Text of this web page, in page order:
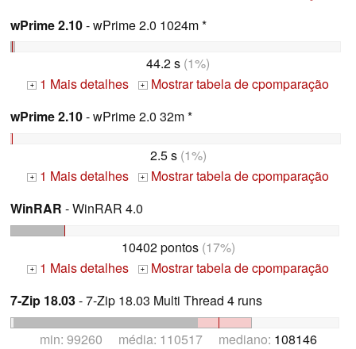
wPrime 2.10- wPrime 2.0 1024m *
44.2 s (1%)
+ 1 Mais detalhes + Mostrar tabela de cpomparação
wPrime 2.10- wPrime 2.0 32m *
2.5 s(1%)
+ 1 Mais detalhes + Mostrar tabela de cpomparação
WinRAR - WinRAR 4.0
10402 pontos(17%)
+ 1 Mais detalhes + Mostrar tabela de cpomparação
7-Zip 18.03- 7-Zip 18.03 Multi Thread 4 runs
min: 99260 média: 110517 mediano: 108146